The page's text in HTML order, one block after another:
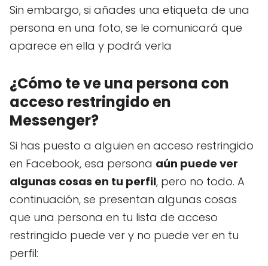
Sin embargo, si añades una etiqueta de una
persona en una foto, se le comunicará que
aparece en ella y podrá verla
¿Cómo te ve una persona con
acceso restringido en
Messenger?
Si has puesto a alguien en acceso restringido
en Facebook, esa persona aún puede ver
algunas cosas en tu perfil, pero no todo. A
continuación, se presentan algunas cosas
que una persona en tu lista de acceso
restringido puede ver y no puede ver en tu
perfil: